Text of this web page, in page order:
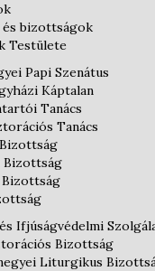
bizottságok
Testülete
Papi Szenátus
Káptalan
Tanács
Tanács
Bizottság
Ifjúságvédelmi
Bizottság
Liturgikus